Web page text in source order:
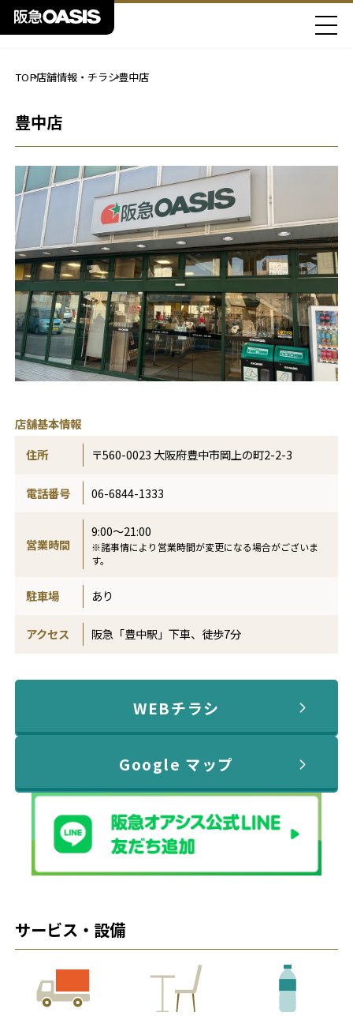
TOP店舗情報・チラシ豊中店
豊中店
店舗基本情報
住所
〒560-0023 大阪府豊中市岡上の町2-2-3
電話番号 06-6844-1333
営業時間
9:00～21:00
※諸事情により営業時間が変更になる場合がございま
す。
駐車場 あり
アクセス 阪急「豊中駅」下車、徒歩7分
WEBチラシ
Google マップ
サービス・設備